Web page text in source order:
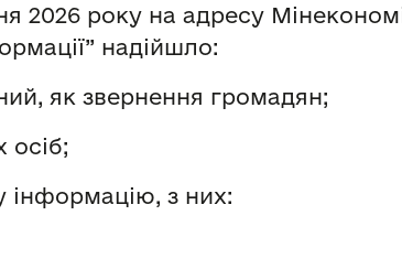
2026 року на адресу
надійшло:
як звернення громадян;
осіб;
інформацію, з них: